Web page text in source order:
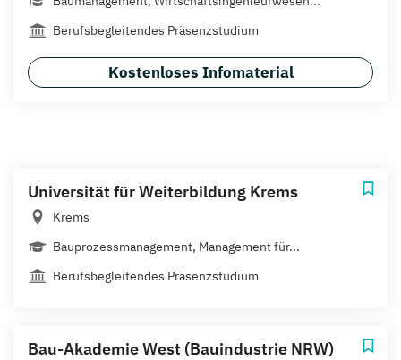
Berufsbegleitendes Präsenzstudium
Kostenloses Infomaterial
Universität für Weiterbildung Krems
Krems
Bauprozessmanagement, Management für...
Berufsbegleitendes Präsenzstudium
Bau-Akademie West (Bauindustrie NRW)